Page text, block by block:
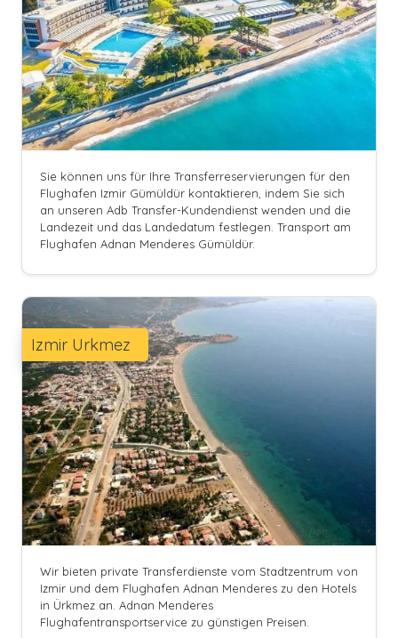
Sie können uns für Ihre Transferreservierungen für den
Flughafen Izmir Gümüldür kontaktieren, indem Sie sich
an unseren Adb Transfer-Kundendienst wenden und die
Landezeit und das Landedatum festlegen. Transport am
Flughafen Adnan Menderes Gümüldür.
Wir bieten private Transferdienste vom Stadtzentrum von
Izmir und dem Flughafen Adnan Menderes zu den Hotels
in Ürkmez an. Adnan Menderes
Flughafentransportservice zu günstigen Preisen.
Izmir Urkmez